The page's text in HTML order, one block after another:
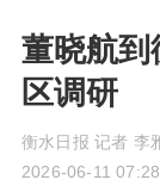
董晓航到
区调研
衡水日报 记者 李
2026-06-11 07:28